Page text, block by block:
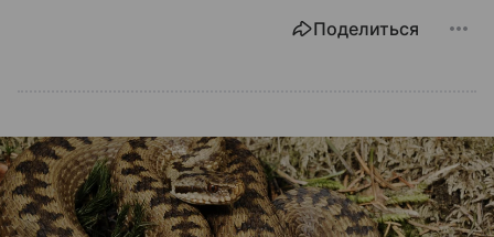
Поделиться